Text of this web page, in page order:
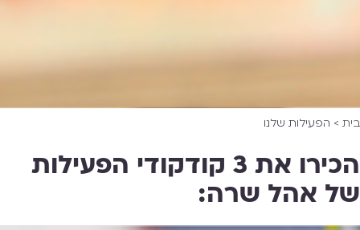
בית > הפעילות שלנו
הכירו את 3 קודקודי הפעילות
של אהל שרה: